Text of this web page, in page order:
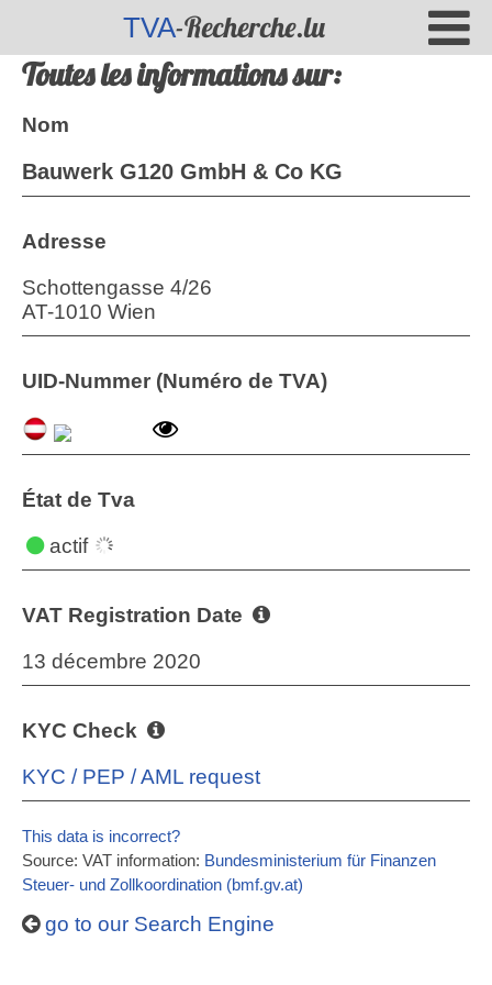
TVA-Recherche.lu
Toutes les informations sur:
Nom
Bauwerk G120 GmbH & Co KG
Adresse
Schottengasse 4/26
AT-1010 Wien
UID-Nummer (Numéro de TVA)
État de Tva
actif
VAT Registration Date
13 décembre 2020
KYC Check
KYC / PEP / AML request
This data is incorrect?
Source: VAT information: Bundesministerium für Finanzen
Steuer- und Zollkoordination (bmf.gv.at)
go to our Search Engine